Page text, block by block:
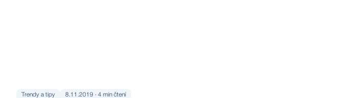
Trendy a tipy 8.11.2019 · 4 min čtení